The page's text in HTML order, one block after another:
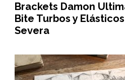
Brackets Damon
Bite Turbos y
Severa